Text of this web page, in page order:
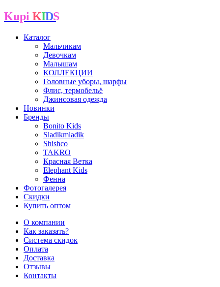
Kupi K I D S
Каталог
Мальчикам
Девочкам
Малышам
КОЛЛЕКЦИИ
Головные уборы, шарфы
Флис, термобельё
Джинсовая одежда
Новинки
Бренды
Bonito Kids
Sladikmladik
Shishco
TAKRO
Красная Ветка
Elephant Kids
Фенна
Фотогалерея
Скидки
Купить оптом
О компании
Как заказать?
Система скидок
Оплата
Доставка
Отзывы
Контакты